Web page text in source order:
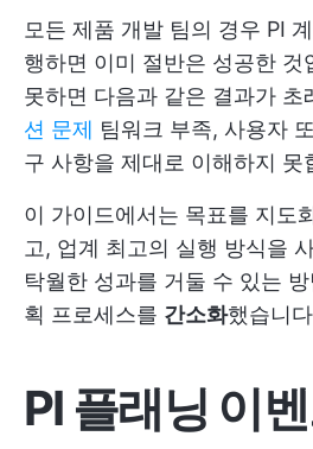
모든 제품 개발 팀의 경우 PI
행하면 이미 절반은 성공한 것
못하면 다음과 같은 결과가 초
션 문제 팀워크 부족, 사용자
구 사항을 제대로 이해하지 못
이 가이드에서는 목표를 지도
고, 업계 최고의 실행 방식을
탁월한 성과를 거둘 수 있는
획 프로세스를 간소화했습니
PI 플래닝 이